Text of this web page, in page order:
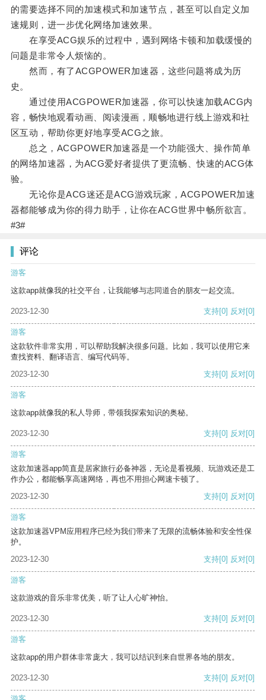
的需要选择不同的加速模式和加速节点，甚至可以自定义加
速规则，进一步优化网络加速效果。
在享受ACG娱乐的过程中，遇到网络卡顿和加载缓慢的
问题是非常令人烦恼的。
然而，有了ACGPOWER加速器，这些问题将成为历
史。
通过使用ACGPOWER加速器，你可以快速加载ACG内
容，畅快地观看动画、阅读漫画，顺畅地进行线上游戏和社
区互动，帮助你更好地享受ACG之旅。
总之，ACGPOWER加速器是一个功能强大、操作简单
的网络加速器，为ACG爱好者提供了更流畅、快速的ACG体
验。
无论你是ACG迷还是ACG游戏玩家，ACGPOWER加速
器都能够成为你的得力助手，让你在ACG世界中畅所欲言。
#3#
评论
游客
这款app就像我的社交平台，让我能够与志同道合的朋友一起交流。
2023-12-30 支持[0] 反对[0]
游客
这款软件非常实用，可以帮助我解决很多问题。比如，我可以使用它来
查找资料、翻译语言、编写代码等。
2023-12-30
支持[0] 反对[0]
游客
这款app就像我的私人导师，带领我探索知识的奥秘。
2023-12-30 支持[0] 反对[0]
游客
这款加速器app简直是居家旅行必备神器，无论是看视频、玩游戏还是工
作办公，都能畅享高速网络，再也不用担心网速卡顿了。
2023-12-30
支持[0] 反对[0]
游客
这款加速器VPM应用程序已经为我们带来了无限的流畅体验和安全性保
护。
2023-12-30
支持[0] 反对[0]
游客
这款游戏的音乐非常优美，听了让人心旷神怡。
2023-12-30 支持[0] 反对[0]
游客
这款app的用户群体非常庞大，我可以结识到来自世界各地的朋友。
2023-12-30 支持[0] 反对[0]